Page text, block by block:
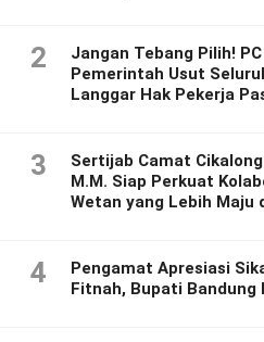
2
Jangan Tebang Pilih! PC
Pemerintah Usut
Langgar Hak Pekerja
3
Sertijab Camat
M.M. Siap Perkuat
Wetan yang Lebih Maju
4
Pengamat Apresiasi
Fitnah, Bupati Bandung